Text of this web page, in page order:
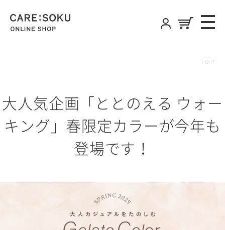
TOP
大人気企画「ととのえる ウォー
キング」春限定カラーが今年も
登場です！